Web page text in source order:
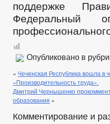
поддержке
Федеральный
Опубликовано в
« Чеченская Республика вошла в
«Производительность труда».
Дмитрий Чернышенко
образования »
Комментирование и